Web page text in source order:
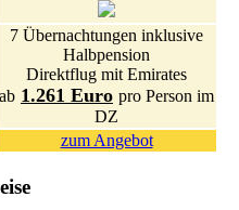
7 Übernachtungen inklusive
Halbpension
Direktflug mit Emirates
ab 1.261 Euro pro Person im
DZ
zum Angebot